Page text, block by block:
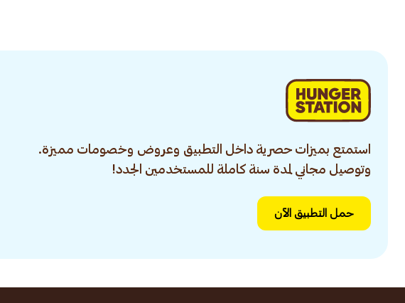
استمتع بميزات حصرية داخل التطبيق وعروض وخصومات مميزة.
وتوصيل مجاني لمدة سنة كاملة للمستخدمين الجدد!
حمل التطبيق الآن